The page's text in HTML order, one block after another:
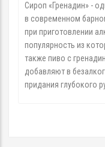
Сироп «Гренадин» -
в современном
при приготовлении
популярность из
также пиво с
добавляют в
придания глубокого